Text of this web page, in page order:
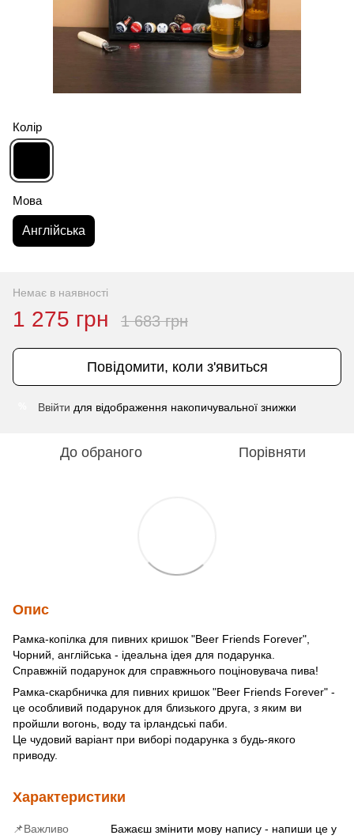
Колір
Мова
Англійська
Немає в наявності
1 275 грн 1 683 грн
Повідомити, коли з'явиться
Ввійти для відображення накопичувальної знижки
До обраного Порівняти
Опис
Рамка-копілка для пивних кришок "Beer Friends Forever",
Чорний, англійська - ідеальна ідея для подарунка.
Справжній подарунок для справжнього поціновувача пива!
Рамка-скарбничка для пивних кришок "Beer Friends Forever" -
це особливий подарунок для близького друга, з яким ви
пройшли вогонь, воду та ірландські паби.
Це чудовий варіант при виборі подарунка з будь-якого
приводу.
Характеристики
📌Важливо
Бажаєш змінити мову напису - напиши це у